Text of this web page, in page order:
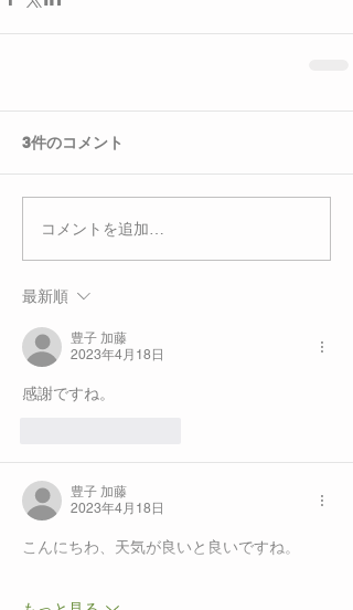
3件のコメント
コメントを追加…
最新順
豊子 加藤
2023年4月18日
感謝ですね。
豊子 加藤
2023年4月18日
こんにちわ、天気が良いと良いですね。